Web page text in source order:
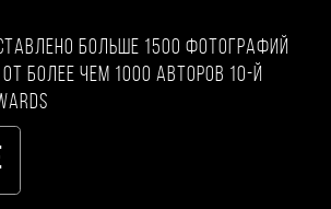
больше 1500 фотографий
более чем 1000 авторов 10-й